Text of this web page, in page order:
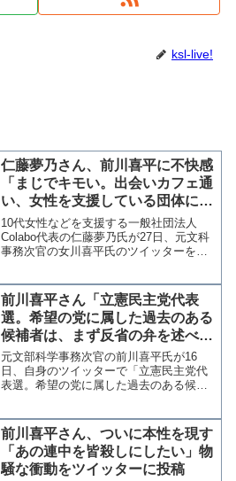
ksl-live!
仁藤夢乃さん、前川喜平に不快感
「まじでキモい。出会いカフェ通
い、女性を支援している団体には
視察に来る気配もなかった」
10代女性などを支援する一般社団法人
Colabo代表の仁藤夢乃氏が27日、元文科
事務次官の女川喜平氏のツイッターを引
いる団体には視察に来る気配もなかった
のに)実態調査...
前川喜平さん「立憲民主党代表
選。希望の党に属した過去のある
候補者は、まず反省の弁を述べ、
現在の立ち位置を明らかにすべ
き」
元文部科学事務次官の前川喜平氏が16
日、自身のツイッターで「立憲民主党代
表選。希望の党に属した過去のある候補
合子には二度と近づかないと約束してほ
しい。」と注文を付けた。...
前川喜平さん、ついに本性を現す
「あの連中を皆殺しにしたい」物
騒な衝動をツイッターに投稿